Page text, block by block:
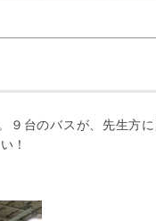
台のバスが、先生方
！